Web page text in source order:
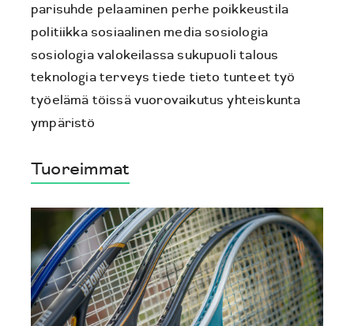
parisuhde pelaaminen perhe poikkeustila
politiikka sosiaalinen media sosiologia
sosiologia valokeilassa sukupuoli talous
teknologiaterveys tiede tieto tunteet työ
työelämä töissä vuorovaikutus yhteiskunta
ympäristö
Tuoreimmat